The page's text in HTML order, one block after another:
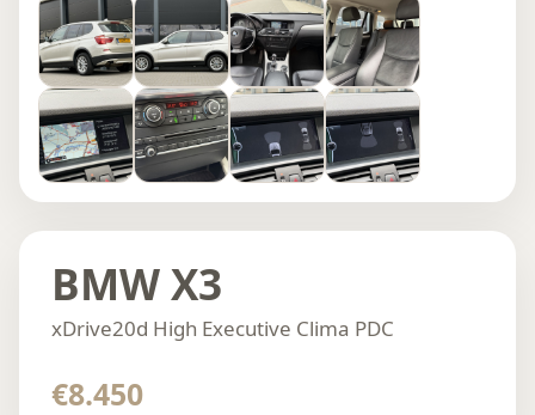
BMW X3
xDrive20d High Executive Clima PDC
€8.450